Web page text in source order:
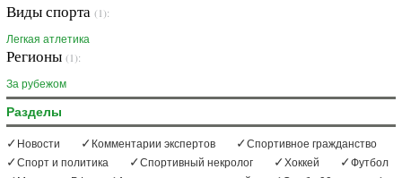
Виды спорта (1):
Легкая атлетика
Регионы (1):
За рубежом
Разделы
Новости Комментарии экспертов
Спортивное гражданство
Спорт и политика
Спортивный некролог Хоккей
Футбол